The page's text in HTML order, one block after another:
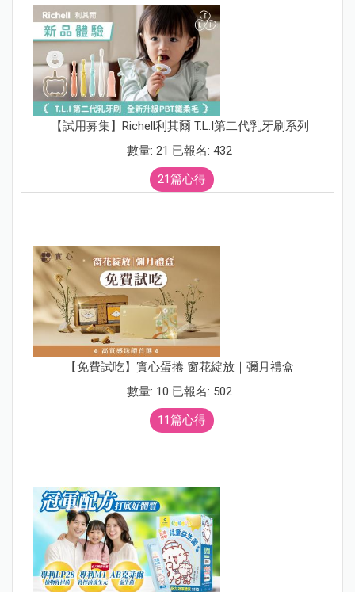
【試用募集】Richell利其爾 T.L.I第二代乳牙刷系列
數量: 21 已報名: 432
21篇心得
【免費試吃】實心蛋捲 窗花綻放｜彌月禮盒
數量: 10 已報名: 502
11篇心得